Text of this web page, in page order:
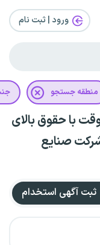
ورود | ثبت‌ نام
منطقه جستجو
با حقوق بالای
صنایع
ثبت آگهی استخدام